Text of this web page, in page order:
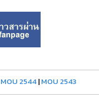
MOU 2544|MOU 2543